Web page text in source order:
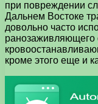
при повреждении
Дальнем Востоке
довольно часто
ранозаживляющего
кроме этого еще и